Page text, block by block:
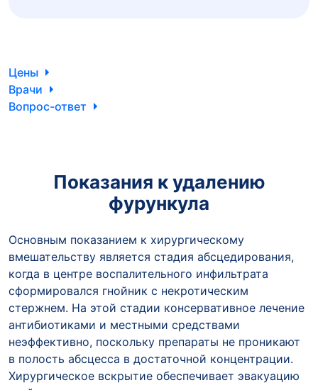
Цены
Врачи
Вопрос-ответ
Показания к удалению
фурункула
Основным показанием к хирургическому
вмешательству является стадия абсцедирования,
когда в центре воспалительного инфильтрата
сформировался гнойник с некротическим
стержнем. На этой стадии консервативное лечение
антибиотиками и местными средствами
неэффективно, поскольку препараты не проникают
в полость абсцесса в достаточной концентрации.
Хирургическое вскрытие обеспечивает эвакуацию